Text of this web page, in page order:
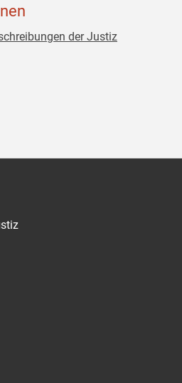
der Justiz